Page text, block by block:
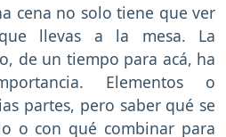
cena no solo tiene que ver
llevas a la mesa. La
de un tiempo para acá, ha
Elementos o
partes, pero saber qué se
o con qué combinar para